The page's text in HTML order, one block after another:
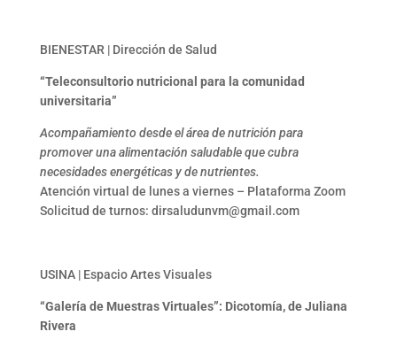
BIENESTAR | Dirección de Salud
“Teleconsultorio nutricional para la comunidad
universitaria”
Acompañamiento desde el área de nutrición para
promover una alimentación saludable que cubra
necesidades energéticas y de nutrientes.
Atención virtual de lunes a viernes – Plataforma Zoom
Solicitud de turnos: dirsaludunvm@gmail.com
USINA | Espacio Artes Visuales
“Galería de Muestras Virtuales”: Dicotomía, de Juliana
Rivera